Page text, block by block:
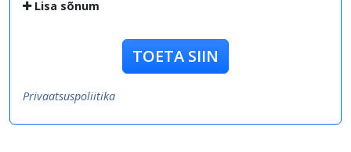
Lisa sõnum
TOETA SIIN
Privaatsuspoliitika